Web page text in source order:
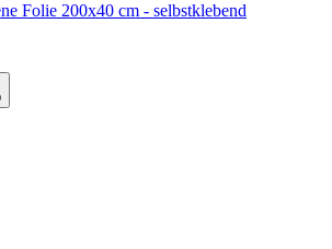
Folie 200x40 cm - selbstklebend